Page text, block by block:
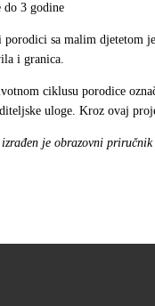
3 godine
sa malim djetetom
i granica.
ciklusu porodice
uloge. Kroz ovaj
izrađen je obrazovni